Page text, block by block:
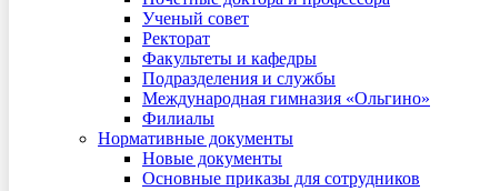
Ученый совет
Ректорат
Факультеты и кафедры
Подразделения и службы
Международная гимназия «Ольгино»
Филиалы
Нормативные документы
Новые документы
Основные приказы для сотрудников